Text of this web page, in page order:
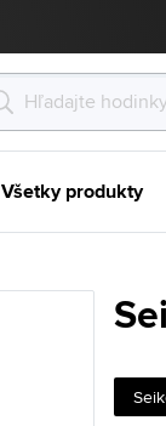
Všetky produkty